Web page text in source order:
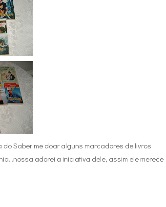
Saber me doar alguns marcadores de livros
adorei a iniciativa dele, assim ele merece